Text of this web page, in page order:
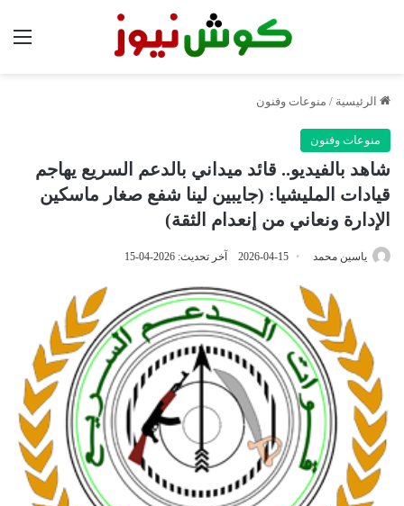
الرئيسية / منوعات وفنون
منوعات وفنون
شاهد بالفيديو.. قائد ميداني بالدعم السريع يهاجم
قيادات المليشيا: (جايبين لينا شفع صغار ماسكين
الإدارة ونعاني من إنعدام الثقة)
ياسين محمد 2026-04-15 آخر تحديث: 2026-04-15